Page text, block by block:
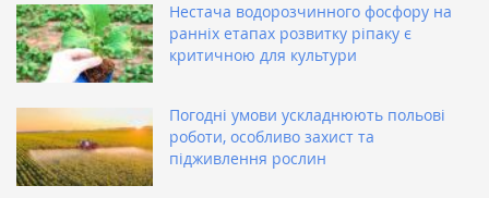
Нестача водорозчинного фосфору на
ранніх етапах розвитку ріпаку є
критичною для культури
Погодні умови ускладнюють польові
роботи, особливо захист та
підживлення рослин